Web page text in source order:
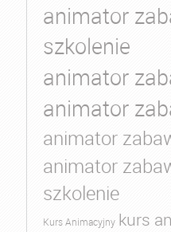
animator
szkolenie
animator
animator
animator
animator
szkolenie
Kurs Animacyjny kurs